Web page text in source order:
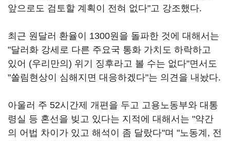
앞으로도 검토할 계획이 전혀 없다"고 강조했다.
최근 원달러 환율이 1300원을 돌파한 것에 대해서는
"달러화 강세로 다른 주요국 통화 가치도 하락하고
있어 (우리만의) 위기 징후라고 볼 수는 없다"면서도
"쏠림현상이 심해지면 대응하겠다"는 의견을 내놨다.
아울러 주 52시간제 개편을 두고 고용노동부와 대통
령실 등 혼선을 빚고 있다는 지적에 대해서는 "약간
의 어법 차이가 있고 해석이 좀 달랐다"며 "노동계, 전